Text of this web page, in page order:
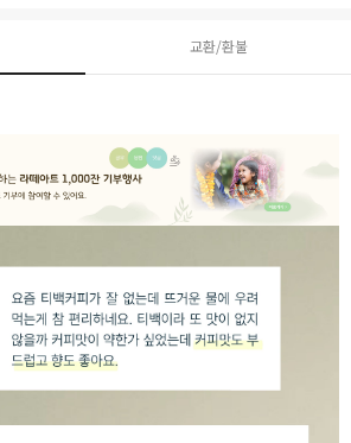
교환/환불